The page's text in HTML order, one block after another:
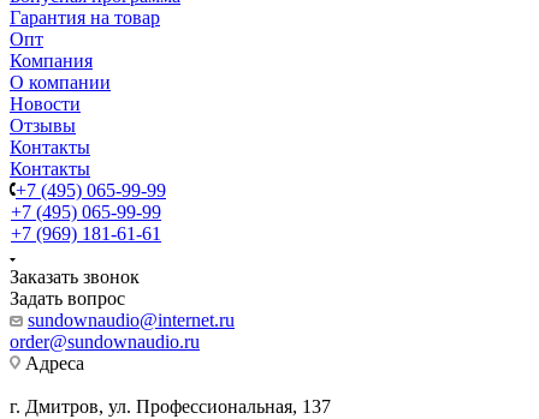
Гарантия на товар
Опт
Компания
О компании
Новости
Отзывы
Контакты
Контакты
+7 (495) 065-99-99
+7 (495) 065-99-99
+7 (969) 181-61-61
Заказать звонок
Задать вопрос
sundownaudio@internet.ru
order@sundownaudio.ru
Адреса
г. Дмитров, ул. Профессиональная, 137